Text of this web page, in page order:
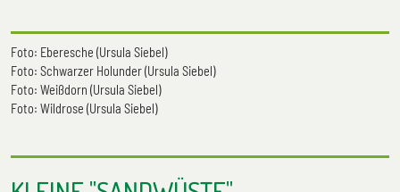
Foto: Eberesche (Ursula Siebel)
Foto: Schwarzer Holunder (Ursula Siebel)
Foto: Weißdorn (Ursula Siebel)
Foto: Wildrose (Ursula Siebel)